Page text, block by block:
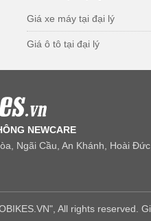
Giá xe máy tại đại lý
Giá ô tô tại đại lý
NEWCARE
Ngãi Cầu, An Khánh, Hoài
All rights reserved.